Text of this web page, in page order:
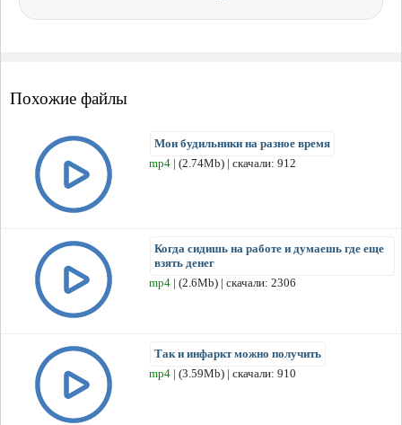
Похожие файлы
Мои будильники на разное время
mp4 | (2.74Mb) | скачали: 912
Когда сидишь на работе и думаешь где еще
взять денег
mp4 | (2.6Mb) | скачали: 2306
Так и инфаркт можно получить
mp4 | (3.59Mb) | скачали: 910